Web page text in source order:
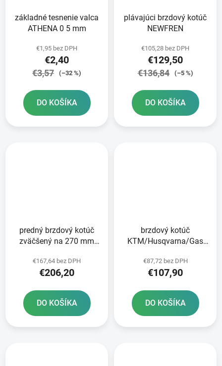
základné tesnenie valca
ATHENA 0 5 mm
€1,95 bez DPH
€2,40
€3,57 (–32 %)
DO KOŠÍKA
plávajúci brzdový kotúč
NEWFREN
€105,28 bez DPH
€129,50
€136,84 (–5 %)
DO KOŠÍKA
predný brzdový kotúč
zväčšený na 270 mm
€167,64 bez DPH
€206,20
DO KOŠÍKA
brzdový kotúč
KTM/Husqvarna/Gas
€87,72 bez DPH
€107,90
DO KOŠÍKA